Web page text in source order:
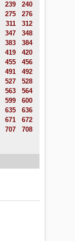
239
240
275
276
311
312
347
348
383
384
419
420
455
456
491
492
527
528
563
564
599
600
635
636
671
672
707
708